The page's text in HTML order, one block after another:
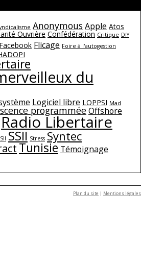
AnonymousApple Atos
Ouvrière Confédération Critique DIY
Facebook Flicage Foire à l'autogestion
du
Logiciel libre LOPPSI Mad
programméeOffshore
Radio Libertaire
SII SSII Stress Syntec
Tunisie Témoignage
Plan du site | Mentions légales